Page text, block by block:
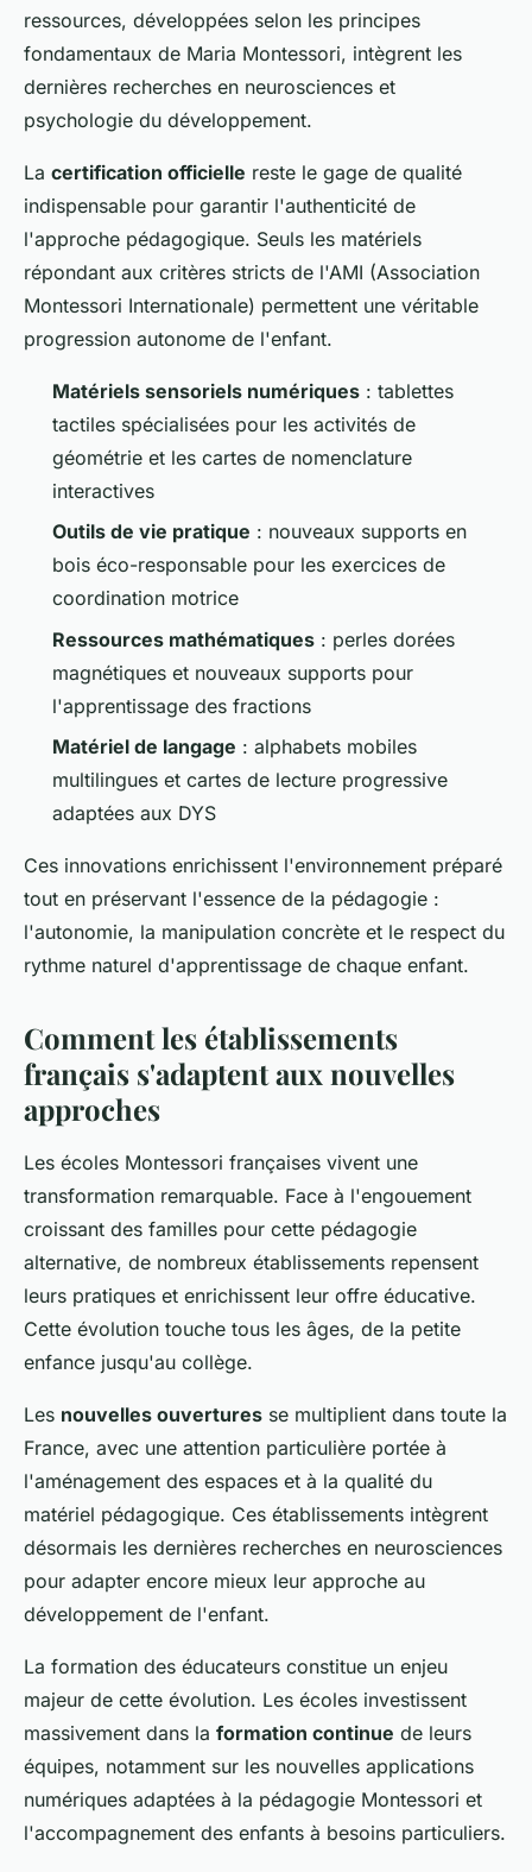
ressources, développées selon les principes
fondamentaux de Maria Montessori, intègrent les
dernières recherches en neurosciences et
psychologie du développement.
La certification officielle reste le gage de qualité
indispensable pour garantir l'authenticité de
l'approche pédagogique. Seuls les matériels
répondant aux critères stricts de l'AMI (Association
Montessori Internationale) permettent une véritable
progression autonome de l'enfant.
Matériels sensoriels numériques : tablettes
tactiles spécialisées pour les activités de
géométrie et les cartes de nomenclature
interactives
Outils de vie pratique : nouveaux supports en
bois éco-responsable pour les exercices de
coordination motrice
Ressources mathématiques : perles dorées
magnétiques et nouveaux supports pour
l'apprentissage des fractions
Matériel de langage : alphabets mobiles
multilingues et cartes de lecture progressive
adaptées aux DYS
Ces innovations enrichissent l'environnement préparé
tout en préservant l'essence de la pédagogie :
l'autonomie, la manipulation concrète et le respect du
rythme naturel d'apprentissage de chaque enfant.
Comment les établissements
français s'adaptent aux nouvelles
approches
Les écoles Montessori françaises vivent une
transformation remarquable. Face à l'engouement
croissant des familles pour cette pédagogie
alternative, de nombreux établissements repensent
leurs pratiques et enrichissent leur offre éducative.
Cette évolution touche tous les âges, de la petite
enfance jusqu'au collège.
Les nouvelles ouvertures se multiplient dans toute la
France, avec une attention particulière portée à
l'aménagement des espaces et à la qualité du
matériel pédagogique. Ces établissements intègrent
désormais les dernières recherches en neurosciences
pour adapter encore mieux leur approche au
développement de l'enfant.
La formation des éducateurs constitue un enjeu
majeur de cette évolution. Les écoles investissent
massivement dans la formation continue de leurs
équipes, notamment sur les nouvelles applications
numériques adaptées à la pédagogie Montessori et
l'accompagnement des enfants à besoins particuliers.